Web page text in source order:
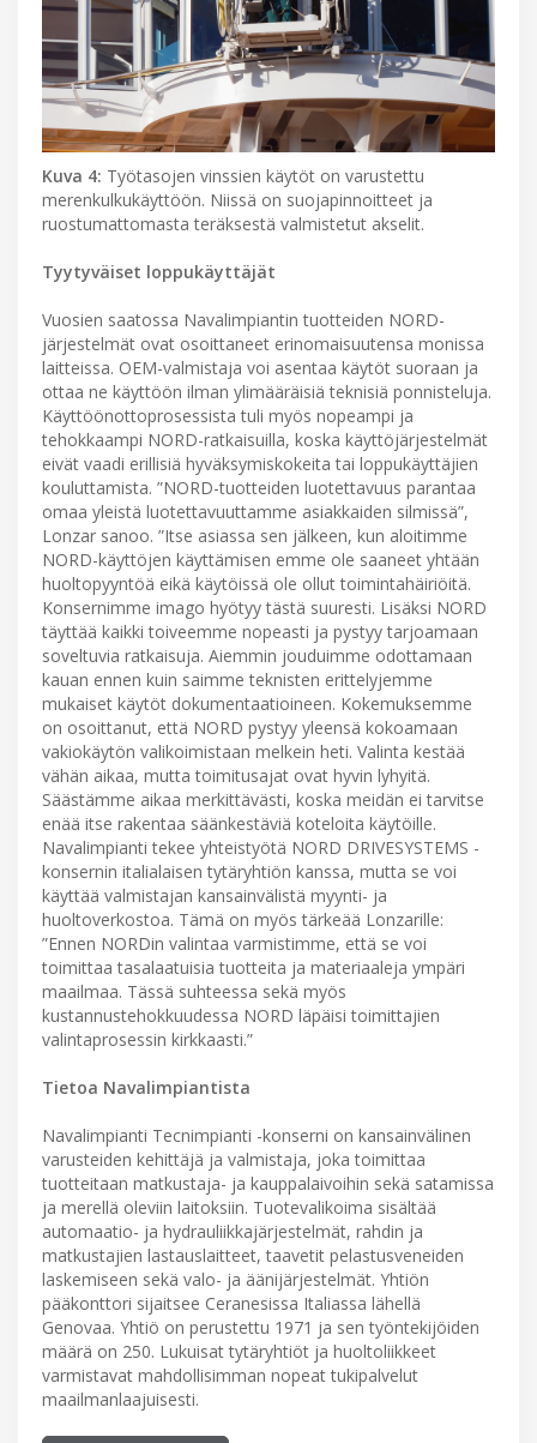
Kuva 4: Työtasojen vinssien käytöt on varustettu
merenkulkukäyttöön. Niissä on suojapinnoitteet ja
ruostumattomasta teräksestä valmistetut akselit.
Tyytyväiset loppukäyttäjät
Vuosien saatossa Navalimpiantin tuotteiden NORD-
järjestelmät ovat osoittaneet erinomaisuutensa monissa
laitteissa. OEM-valmistaja voi asentaa käytöt suoraan ja
ottaa ne käyttöön ilman ylimääräisiä teknisiä ponnisteluja.
Käyttöönottoprosessista tuli myös nopeampi ja
tehokkaampi NORD-ratkaisuilla, koska käyttöjärjestelmät
eivät vaadi erillisiä hyväksymiskokeita tai loppukäyttäjien
kouluttamista. ”NORD-tuotteiden luotettavuus parantaa
omaa yleistä luotettavuuttamme asiakkaiden silmissä”,
Lonzar sanoo. ”Itse asiassa sen jälkeen, kun aloitimme
NORD-käyttöjen käyttämisen emme ole saaneet yhtään
huoltopyyntöä eikä käytöissä ole ollut toimintahäiriöitä.
Konsernimme imago hyötyy tästä suuresti. Lisäksi NORD
täyttää kaikki toiveemme nopeasti ja pystyy tarjoamaan
soveltuvia ratkaisuja. Aiemmin jouduimme odottamaan
kauan ennen kuin saimme teknisten erittelyjemme
mukaiset käytöt dokumentaatioineen. Kokemuksemme
on osoittanut, että NORD pystyy yleensä kokoamaan
vakiokäytön valikoimistaan melkein heti. Valinta kestää
vähän aikaa, mutta toimitusajat ovat hyvin lyhyitä.
Säästämme aikaa merkittävästi, koska meidän ei tarvitse
enää itse rakentaa säänkestäviä koteloita käytöille.
Navalimpianti tekee yhteistyötä NORD DRIVESYSTEMS -
konsernin italialaisen tytäryhtiön kanssa, mutta se voi
käyttää valmistajan kansainvälistä myynti- ja
huoltoverkostoa. Tämä on myös tärkeää Lonzarille:
”Ennen NORDin valintaa varmistimme, että se voi
toimittaa tasalaatuisia tuotteita ja materiaaleja ympäri
maailmaa. Tässä suhteessa sekä myös
kustannustehokkuudessa NORD läpäisi toimittajien
valintaprosessin kirkkaasti.”
Tietoa Navalimpiantista
Navalimpianti Tecnimpianti -konserni on kansainvälinen
varusteiden kehittäjä ja valmistaja, joka toimittaa
tuotteitaan matkustaja- ja kauppalaivoihin sekä satamissa
ja merellä oleviin laitoksiin. Tuotevalikoima sisältää
automaatio- ja hydrauliikkajärjestelmät, rahdin ja
matkustajien lastauslaitteet, taavetit pelastusveneiden
laskemiseen sekä valo- ja äänijärjestelmät. Yhtiön
pääkonttori sijaitsee Ceranesissa Italiassa lähellä
Genovaa. Yhtiö on perustettu 1971 ja sen työntekijöiden
määrä on 250. Lukuisat tytäryhtiöt ja huoltoliikkeet
varmistavat mahdollisimman nopeat tukipalvelut
maailmanlaajuisesti.